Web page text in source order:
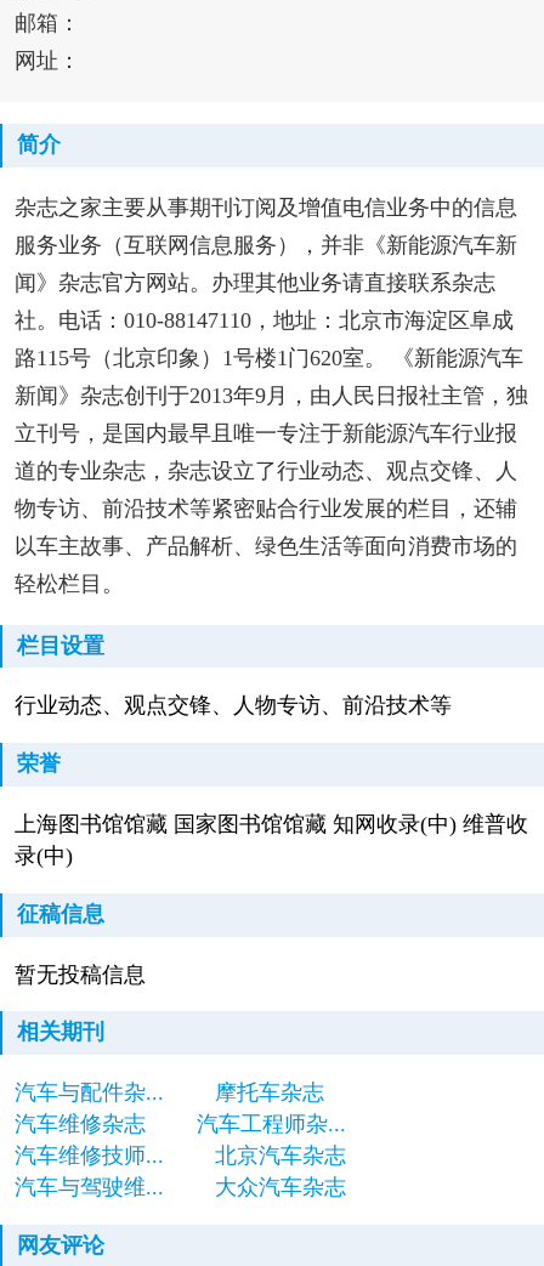
邮箱：
网址：
简介
杂志之家主要从事期刊订阅及增值电信业务中的信息
服务业务（互联网信息服务），并非《新能源汽车新
闻》杂志官方网站。办理其他业务请直接联系杂志
社。电话：010-88147110，地址：北京市海淀区阜成
路115号（北京印象）1号楼1门620室。 《新能源汽车
新闻》杂志创刊于2013年9月，由人民日报社主管，独
立刊号，是国内最早且唯一专注于新能源汽车行业报
道的专业杂志，杂志设立了行业动态、观点交锋、人
物专访、前沿技术等紧密贴合行业发展的栏目，还辅
以车主故事、产品解析、绿色生活等面向消费市场的
轻松栏目。
栏目设置
行业动态、观点交锋、人物专访、前沿技术等
荣誉
上海图书馆馆藏 国家图书馆馆藏 知网收录(中) 维普收
录(中)
征稿信息
暂无投稿信息
相关期刊
汽车与配件杂...
摩托车杂志
汽车维修杂志
汽车工程师杂...
汽车维修技师...
北京汽车杂志
汽车与驾驶维...
大众汽车杂志
网友评论